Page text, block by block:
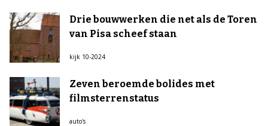
Drie bouwwerken die net als de Toren
van Pisa scheef staan
kijk 10-2024
Zeven beroemde bolides met
filmsterrenstatus
auto's